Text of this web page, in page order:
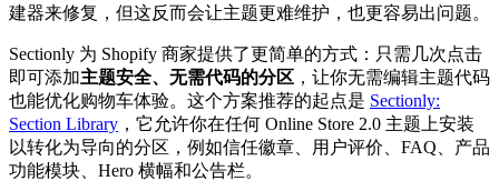
建器来修复，但这反而会让主题更难维护，也更容易出问题。
Sectionly 为 Shopify 商家提供了更简单的方式：只需几次点击
即可添加主题安全、无需代码的分区 ，让你无需编辑主题代码
也能优化购物车体验。这个方案推荐的起点是 Sectionly:
Section Library ，它允许你在任何 Online Store 2.0 主题上安装
以转化为导向的分区，例如信任徽章、用户评价、FAQ、产品
功能模块、Hero 横幅和公告栏。